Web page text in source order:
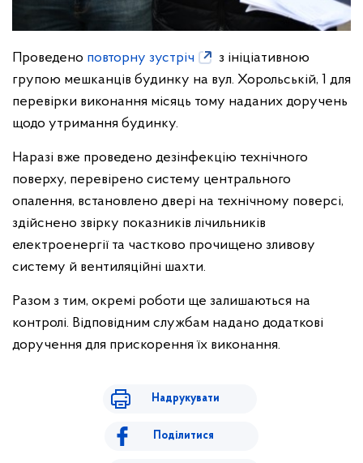
Проведено повторну зустріч
з ініціативною
групою мешканців будинку на вул. Хорольській, 1 для
перевірки виконання місяць тому наданих доручень
щодо утримання будинку.
Наразі вже проведено дезінфекцію технічного
поверху, перевірено систему центрального
опалення, встановлено двері на технічному поверсі,
здійснено звірку показників лічильників
електроенергії та частково прочищено зливову
систему й вентиляційні шахти.
Разом з тим, окремі роботи ще залишаються на
контролі. Відповідним службам надано додаткові
доручення для прискорення їх виконання.
Надрукувати
Поділитися